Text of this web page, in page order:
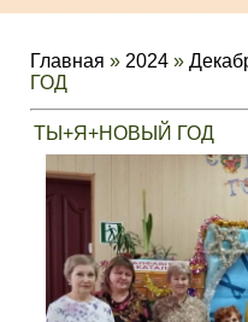
Главная » 2024 »
ГОД
ТЫ+Я+НОВЫЙ ГОД